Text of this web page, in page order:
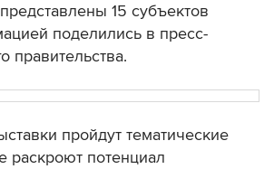
15 субъектов
поделились в пресс-
правительства.
пройдут тематические
раскроют потенциал